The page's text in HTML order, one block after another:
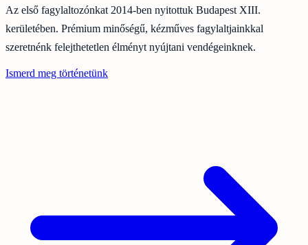
Az első fagylaltozónkat 2014-ben nyitottuk Budapest XIII.
kerületében. Prémium minőségű, kézműves fagylaltjainkkal
szeretnénk felejthetetlen élményt nyújtani vendégeinknek.
Ismerd meg történetünk